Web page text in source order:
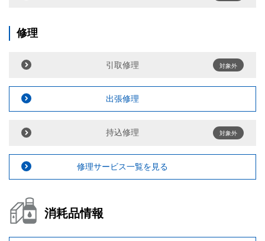
修理
引取修理 対象外
出張修理
持込修理 対象外
修理サービス一覧を見る
消耗品情報